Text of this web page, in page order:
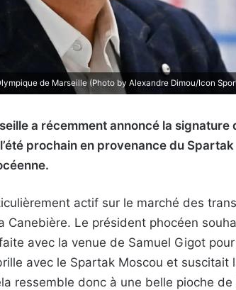
de Marseille (Photo by Alexandre Dimou/Icon
a récemment annoncé la
prochain en provenance du
actif sur le marché des
Canebière. Le président phocéen
faite avec la venue de Samuel Gigot
avec le Spartak Moscou et suscitait
ressemble donc à une belle pioche